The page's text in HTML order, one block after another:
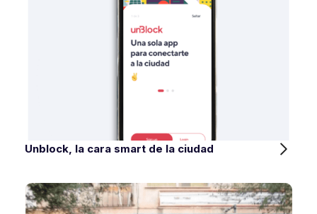
Unblock, la cara smart de la ciudad